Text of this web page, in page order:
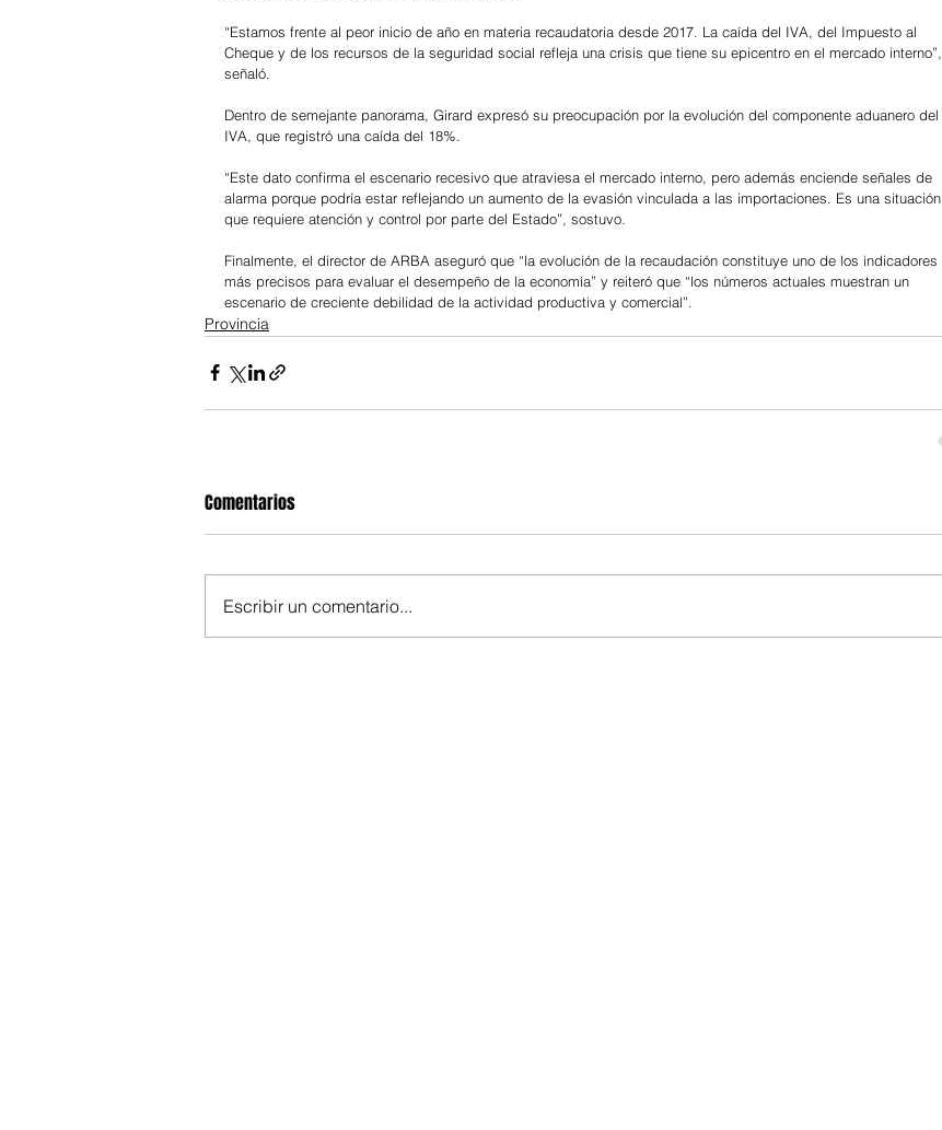
“Estamos frente al peor inicio de año en materia recaudatoria desde 2017. La caída del IVA, del Impuesto al
Cheque y de los recursos de la seguridad social refleja una crisis que tiene su epicentro en el mercado interno”,
señaló.
Dentro de semejante panorama, Girard expresó su preocupación por la evolución del componente aduanero del
IVA, que registró una caída del 18%.
“Este dato confirma el escenario recesivo que atraviesa el mercado interno, pero además enciende señales de
alarma porque podría estar reflejando un aumento de la evasión vinculada a las importaciones. Es una situación
que requiere atención y control por parte del Estado”, sostuvo.
Finalmente, el director de ARBA aseguró que “la evolución de la recaudación constituye uno de los indicadores
más precisos para evaluar el desempeño de la economía” y reiteró que “los números actuales muestran un
escenario de creciente debilidad de la actividad productiva y comercial”.
Provincia
Comentarios
Escribir un comentario...